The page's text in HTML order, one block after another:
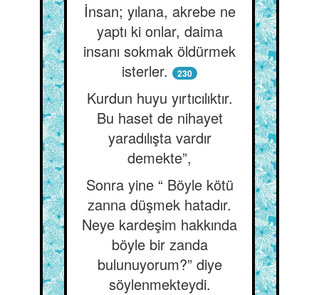
İnsan; yılana, akrebe ne
yaptı ki onlar, daima
insanı sokmak öldürmek
isterler.
230
Kurdun huyu yırtıcılıktır.
Bu haset de nihayet
yaradılışta vardır
demekte”,
Sonra yine “ Böyle kötü
zanna düşmek hatadır.
Neye kardeşim hakkında
böyle bir zanda
bulunuyorum?” diye
söylenmekteydi.